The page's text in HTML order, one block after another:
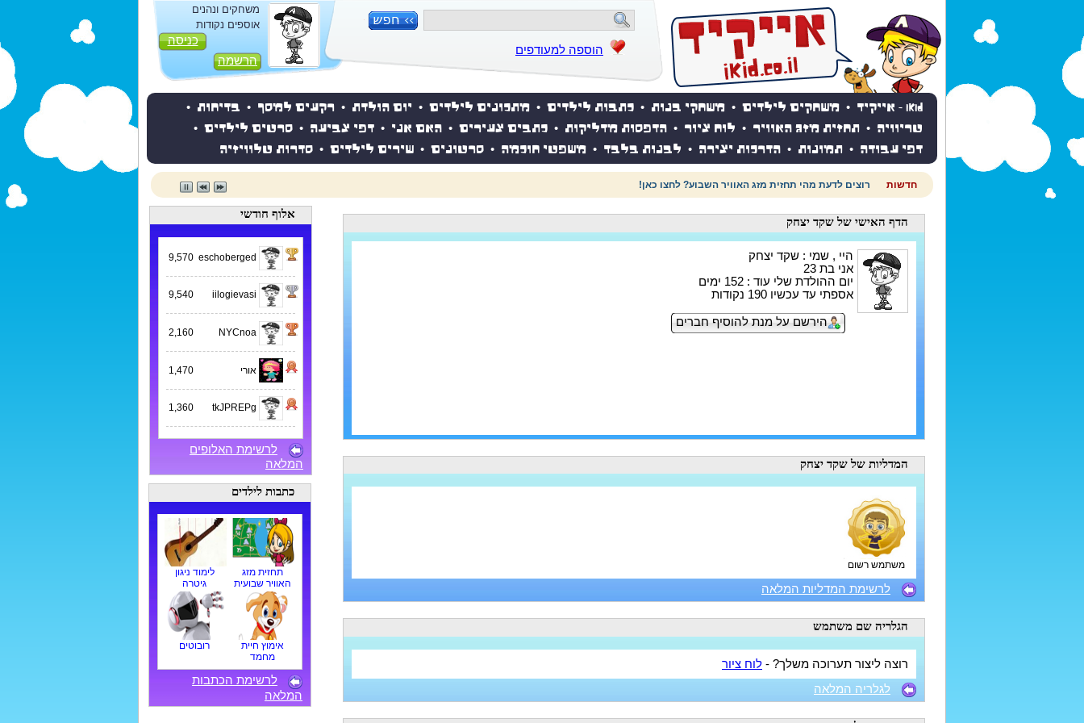
הוספה למעודפים
משחקים ונהנים
אוספים נקודות
כניסה
הרשמה
iKid - אייקיד • משחקים לילדים • משחקי בנות • כתבות לילדים • מתכונים לילדים • יום הולדת • רקעים למסך • בדיחות •
טריוויה • תחזית מזג האוויר • לוח ציור • הדפסות מדליקות • כתבים צעירים • האם אני • דפי צביעה • סרטים לילדים •
דפי עבודה • תמונות • הדרכות יצירה • לבנות בלבד • משפטי חוכמה • סרטונים • שירים לילדים • סדרות טלוויזיה
חדשות רוצים לדעת מהי תחזית מזג האוויר השבוע? לחצו כאן!
הדף האישי של שקד יצחק
היי , שמי : שקד יצחק
אני בת 23
יום ההולדת שלי עוד : 152 ימים
אספתי עד עכשיו 190 נקודות
הירשם על מנת להוסיף חברים
המדליות של שקד יצחק
משתמש רשום
לרשימת המדליות המלאה
הגלריה שם משתמש
רוצה ליצור תערוכה משלך? - לוח ציור
לגלריה המלאה
אלוף חודשי
9,570
9,540
2,160
אורי 1,470
1,360
לרשימת האלופים
המלאה
כתבות לילדים
תחזית מזג
האוויר שבועית
לימוד ניגון
גיטרה
אימוץ חיית
מחמד
רובוטים
לרשימת הכתבות
המלאה